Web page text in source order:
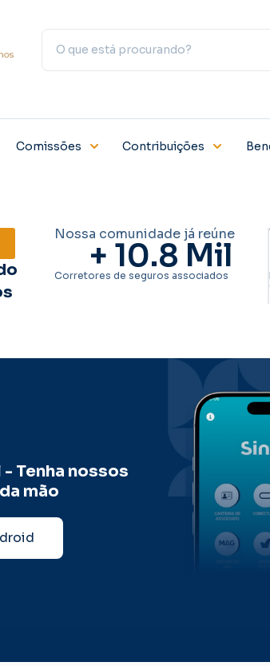
Comissões Contribuições
Nossa comunidade já reúne
+ 10.8 Mil
Corretores de seguros associados
Tenha nossos
mão